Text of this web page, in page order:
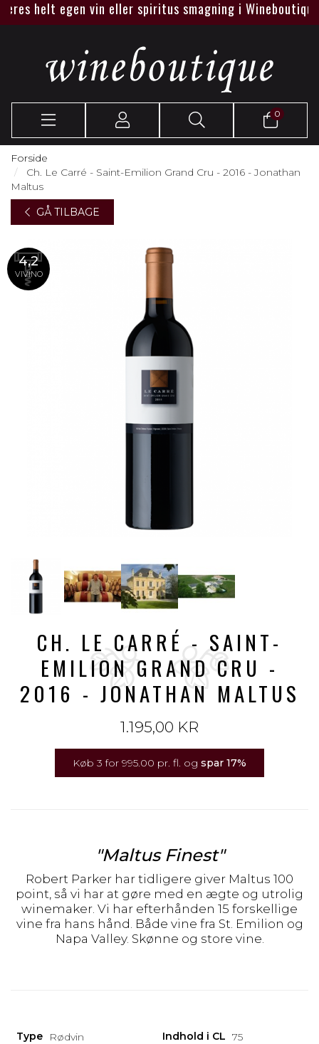
helt egen vin eller spiritus smagning i Wineboutique
0
Forside
Ch. Le Carré - Saint-Emilion Grand Cru - 2016 - Jonathan
Maltus
GÅ TILBAGE
4,2
VIVINO
CH. LE CARRÉ - SAINT-
EMILION GRAND CRU -
2016 - JONATHAN MALTUS
1.195,00 KR
Køb 3 for 995.00 pr. fl. og spar 17%
"Maltus Finest"
Robert Parker har tidligere giver Maltus 100
point, så vi har at gøre med en ægte og utrolig
winemaker. Vi har efterhånden 15 forskellige
vine fra hans hånd. Både vine fra St. Emilion og
Napa Valley. Skønne og store vine.
Type Rødvin Indhold i CL 75